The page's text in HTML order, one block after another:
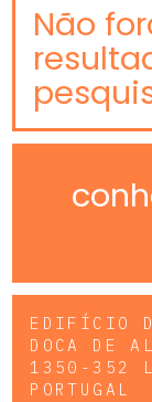
Não
EDIFÍCIO
DOCA DE
1350-352
PORTUGAL